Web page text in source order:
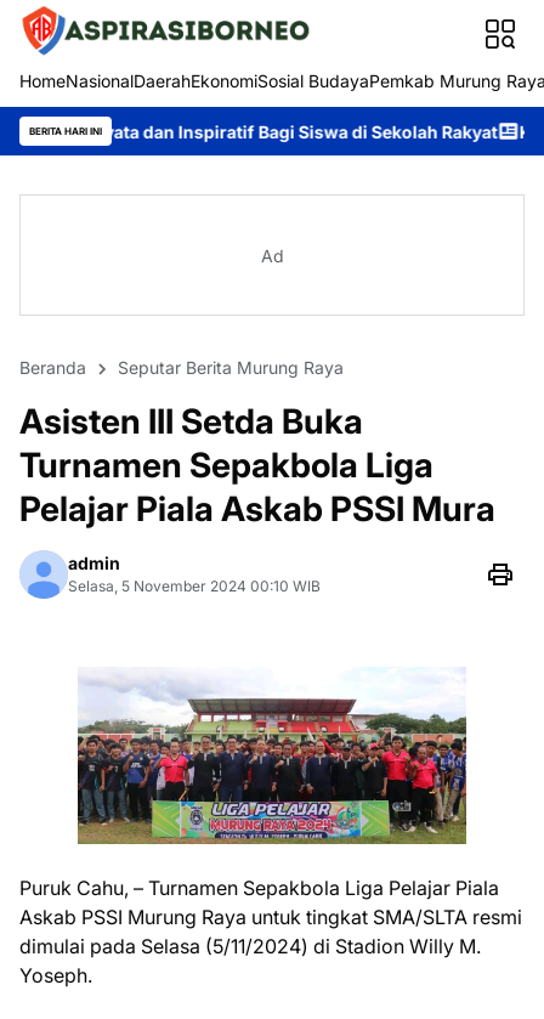
HomeNasionalDaerahEkonomiSosial BudayaPemkab Murung
BERITA HARI INI
Inspiratif Bagi Siswa di Sekolah Rakyat Kapolda Kalteng
Ad
Beranda Seputar Berita Murung Raya
Asisten III Setda Buka
Turnamen Sepakbola Liga
Pelajar Piala Askab PSSI Mura
admin
Selasa, 5 November 2024 00:10 WIB
Puruk Cahu, – Turnamen Sepakbola Liga Pelajar Piala
Askab PSSI Murung Raya untuk tingkat SMA/SLTA resmi
dimulai pada Selasa (5/11/2024) di Stadion Willy M.
Yoseph.